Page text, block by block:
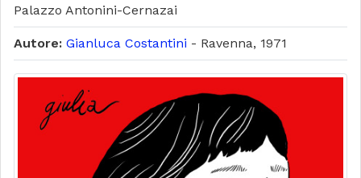
Palazzo Antonini-Cernazai
Autore: Gianluca Costantini - Ravenna, 1971